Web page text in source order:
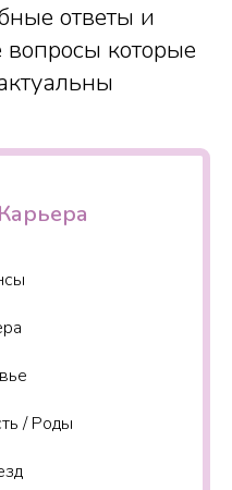
ответы и
которые
/ Роды